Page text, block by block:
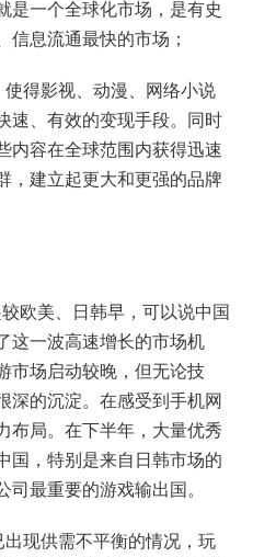
是一个全球化市场，是有史
信息流通最快的市场；
使得影视、动漫、网络小说
速、有效的变现手段。同时
内容在全球范围内获得迅速
，建立起更大和更强的品牌
欧美、日韩早，可以说中国
这一波高速增长的市场机
市场启动较晚，但无论技
深的沉淀。在感受到手机网
布局。在下半年，大量优秀
国，特别是来自日韩市场的
最重要的游戏输出国。
出现供需不平衡的情况，玩